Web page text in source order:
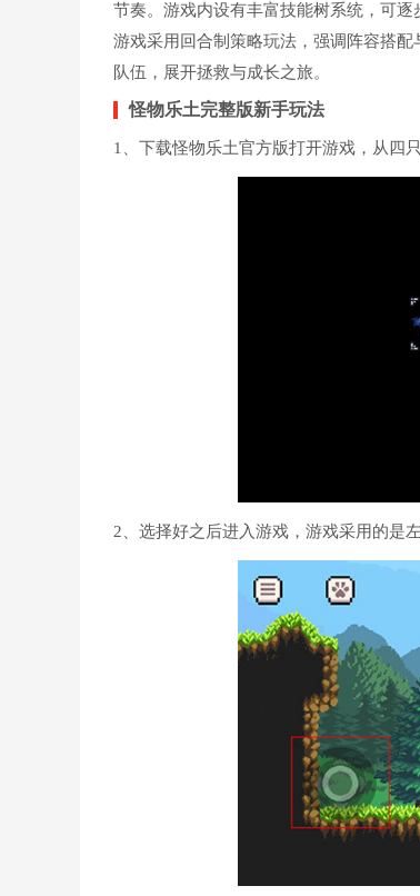
节奏。游戏内设有丰富技能树系统，可
游戏采用回合制策略玩法，强调阵容搭
队伍，展开拯救与成长之旅。
怪物乐土完整版新手玩法
1、下载怪物乐土官方版打开游戏，从四
2、选择好之后进入游戏，游戏采用的是